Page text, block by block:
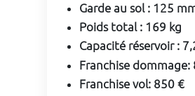
Garde au sol : 125
Poids total : 169 kg
Capacité réservoir :
Franchise dommage:
Franchise vol: 850 €